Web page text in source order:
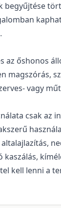
az őshonos
magszórás,
vagy
csak
kell lenni a